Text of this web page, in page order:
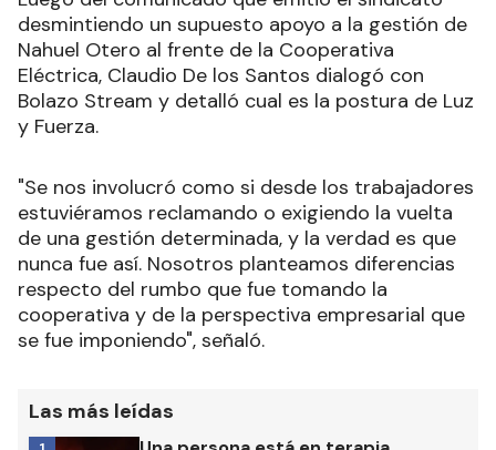
desmintiendo un supuesto apoyo a la gestión de
Nahuel Otero al frente de la Cooperativa
Eléctrica, Claudio De los Santos dialogó con
Bolazo Stream y detalló cual es la postura de Luz
y Fuerza.
"Se nos involucró como si desde los trabajadores
estuviéramos reclamando o exigiendo la vuelta
de una gestión determinada, y la verdad es que
nunca fue así. Nosotros planteamos diferencias
respecto del rumbo que fue tomando la
cooperativa y de la perspectiva empresarial que
se fue imponiendo", señaló.
Las más leídas